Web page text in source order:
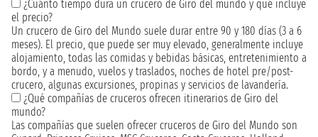
¿Cuánto tiempo dura un crucero de Giro del mundo y qué incluye
el precio?
Un crucero de Giro del Mundo suele durar entre 90 y 180 días (3 a 6
meses). El precio, que puede ser muy elevado, generalmente incluye
alojamiento, todas las comidas y bebidas básicas, entretenimiento a
bordo, y a menudo, vuelos y traslados, noches de hotel pre/post-
crucero, algunas excursiones, propinas y servicios de lavandería.
¿Qué compañías de cruceros ofrecen itinerarios de Giro del
mundo?
Las compañías que suelen ofrecer cruceros de Giro del Mundo son